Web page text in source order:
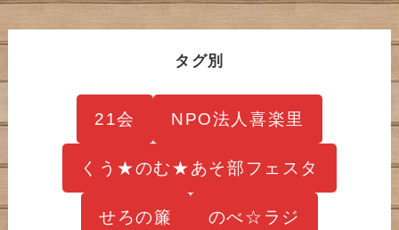
タグ別
21会 NPO法人喜楽里
くう★のむ★あそ部フェスタ
せろの簾 のべ☆ラジ